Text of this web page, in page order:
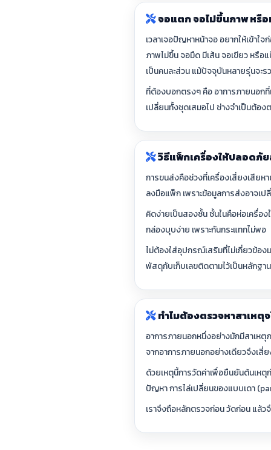
จอแตก จอไม่ขึ้นภาพ หรื
เวลาเจอปัญหาหน้าจอ อยากให้เข้า
ภาพไม่ขึ้น จอมืด มีเส้น จอเขียว หรือ
เป็นคนละส่วน แม้ปัจจุบันหลายรุ่นจะร
ที่ต้องบอกตรงๆ คือ อาการภายนอก
เปลี่ยนทั้งชุดเสมอไป ช่างจำเป็นต้อ
วิธีแพ็กเครื่องให้ปลอดภั
การขนส่งคือช่วงที่เครื่องเสี่ยงเสีย
ลงมือแพ็ก เพราะข้อมูลการส่งอาจเ
คิดง่ายเป็นสองชั้น ชั้นในคือห่อเครื่อ
กล่องบุบง่าย เพราะกันกระแทกไม่พอ
ไม่ต้องใส่อุปกรณ์เสริมที่ไม่เกี่ยวข้อ
พัสดุกับเก็บเลขติดตามไว้เป็นหลักฐา
ทำไมต้องตรวจหาสาเหตุ
อาการภายนอกหนึ่งอย่างมักมีสาเหตุ
จากอาการภายนอกอย่างเดียวจึงเสี่
ด้วยเหตุนี้การวัดค่าเพื่อยืนยันต้นเหตุ
ปัญหา การไล่เปลี่ยนของแบบเดา
เราจึงถือหลักตรวจก่อน วัดก่อน แล้ว